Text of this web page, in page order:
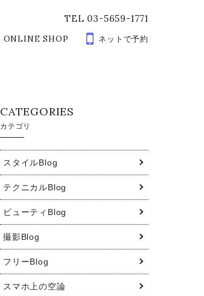
TEL 03-5659-1771
ONLINE SHOP ネットで予約
CATEGORIES
カテゴリ
スタイルBlog
テクニカルBlog
ビューティBlog
撮影Blog
フリーBlog
スマホ上の空論